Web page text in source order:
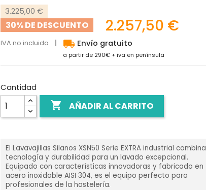
3.225,00 €
30% DE DESCUENTO 2.257,50 €
IVA no incluido local_shipping Envío gratuito
a partir de 290€ + iva en península
Cantidad
 AÑADIR AL CARRITO
El Lavavajillas Silanos XSN50 Serie EXTRA industrial combina
tecnología y durabilidad para un lavado excepcional.
Equipado con características innovadoras y fabricado en
acero inoxidable AISI 304, es el equipo perfecto para
profesionales de la hostelería.